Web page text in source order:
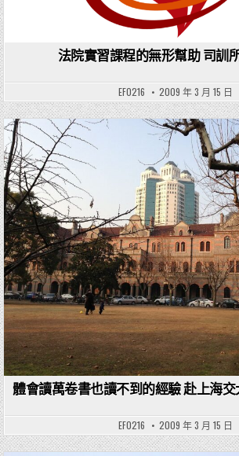
法院實習課程的無形幫助 司訓
EF0216 2009 年 3 月 15 日
Posted in
體會讀萬卷書也讀不到的經驗 赴上海
EF0216 2009 年 3 月 15 日